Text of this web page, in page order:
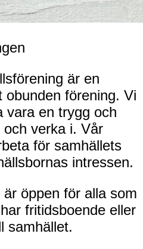
är en
obunden förening. Vi
vara en trygg och
verka i. Vår
för samhällets
intressen.
öppen för alla som
fritidsboende eller
samhället.